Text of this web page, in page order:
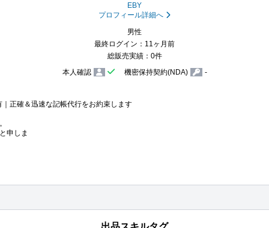
EBY
プロフィール詳細へ
男性
最終ログイン：11ヶ月前
総販売実績：0件
本人確認
機密保持契約(NDA) -
正確＆迅速な記帳代行をお約束します
申しま